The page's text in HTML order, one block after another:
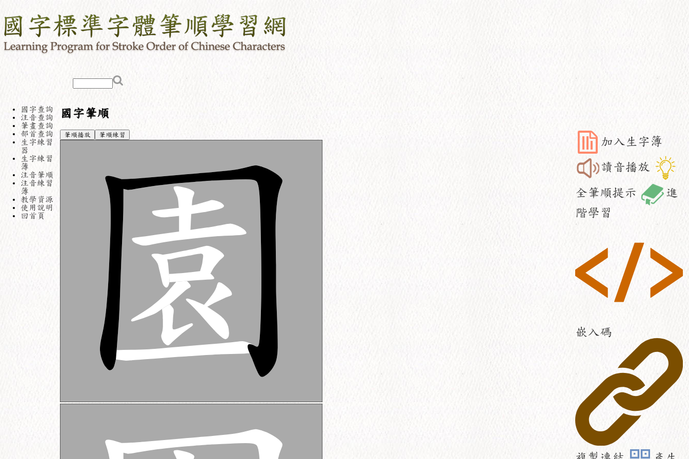
國字查詢
注音查詢
筆畫查詢
部首查詢
生字練習
器
生字練習
簿
注音筆順
注音練習
簿
教學資源
使用說明
回首頁
國字筆順
筆順播放 筆順練習
加入生字簿
讀音播放
全筆順提示
進
階學習
嵌入碼